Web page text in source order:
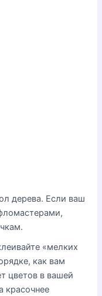
дерева. Если ваш
«мелких
как вам
цветов в вашей
красочнее